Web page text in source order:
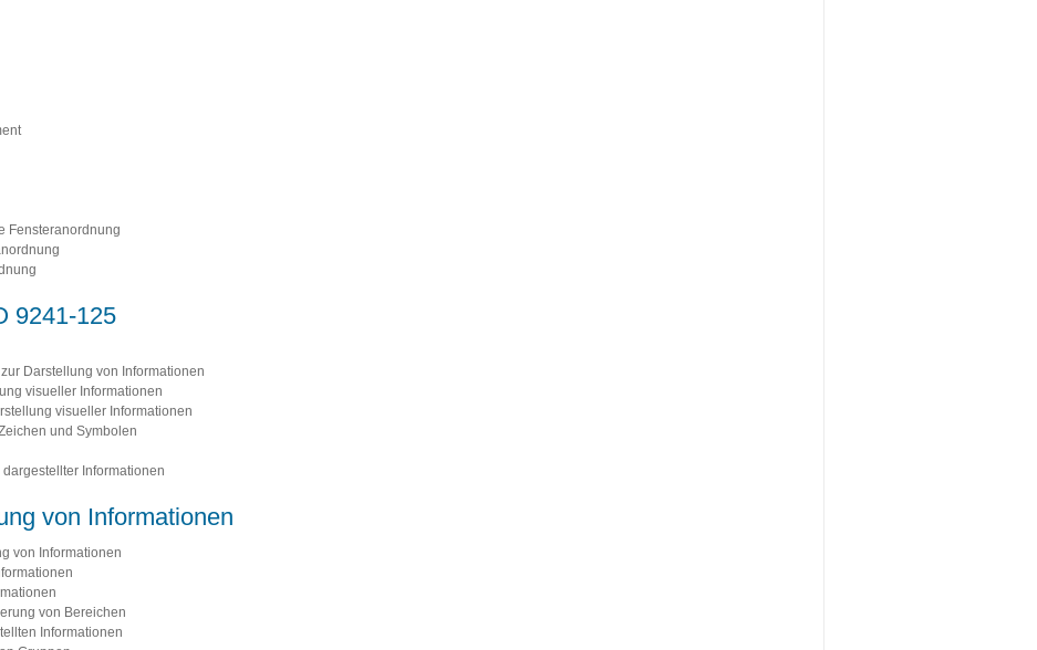
Fensteranordnung
9241-125
Darstellung von Informationen
visueller Informationen
visueller Informationen
und Symbolen
Informationen
von Informationen
von Informationen
von Bereichen
Informationen